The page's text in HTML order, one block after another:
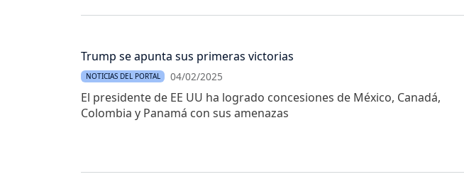
Trump se apunta sus primeras victorias
NOTICIAS DEL PORTAL 04/02/2025
El presidente de EE UU ha logrado concesiones de México, Canadá,
Colombia y Panamá con sus amenazas